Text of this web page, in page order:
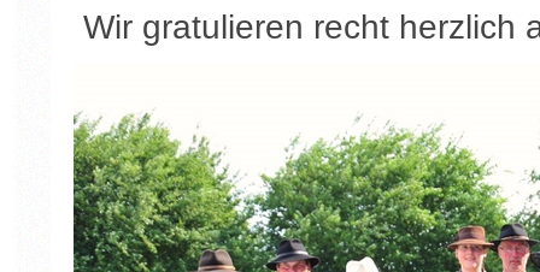
Wir gratulieren recht herzlich